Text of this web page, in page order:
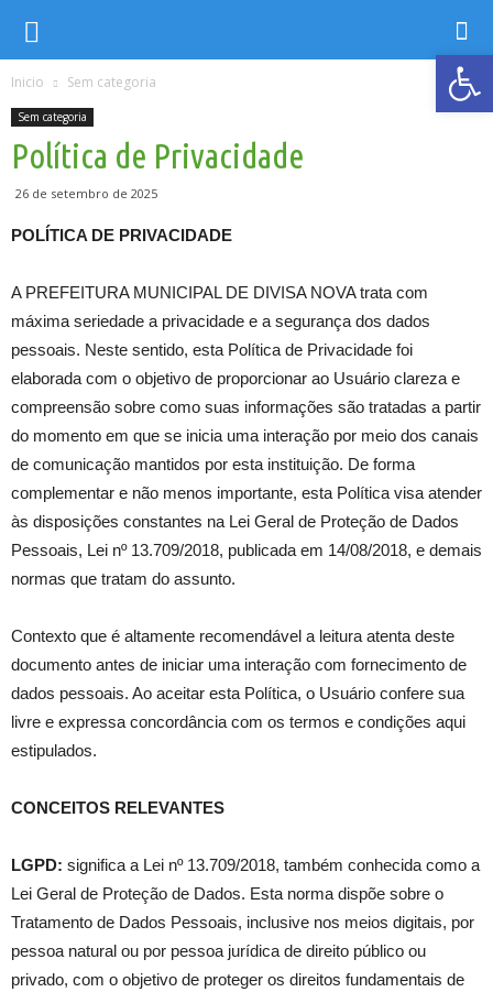
Inicio Sem categoria
Sem categoria
Política de Privacidade
26 de setembro de 2025
POLÍTICA DE PRIVACIDADE
A PREFEITURA MUNICIPAL DE DIVISA NOVA trata com
máxima seriedade a privacidade e a segurança dos dados
pessoais. Neste sentido, esta Política de Privacidade foi
elaborada com o objetivo de proporcionar ao Usuário clareza e
compreensão sobre como suas informações são tratadas a partir
do momento em que se inicia uma interação por meio dos canais
de comunicação mantidos por esta instituição. De forma
complementar e não menos importante, esta Política visa atender
às disposições constantes na Lei Geral de Proteção de Dados
Pessoais, Lei nº 13.709/2018, publicada em 14/08/2018, e demais
normas que tratam do assunto.
Contexto que é altamente recomendável a leitura atenta deste
documento antes de iniciar uma interação com fornecimento de
dados pessoais. Ao aceitar esta Política, o Usuário confere sua
livre e expressa concordância com os termos e condições aqui
estipulados.
CONCEITOS RELEVANTES
LGPD: significa a Lei nº 13.709/2018, também conhecida como a
Lei Geral de Proteção de Dados. Esta norma dispõe sobre o
Tratamento de Dados Pessoais, inclusive nos meios digitais, por
pessoa natural ou por pessoa jurídica de direito público ou
privado, com o objetivo de proteger os direitos fundamentais de